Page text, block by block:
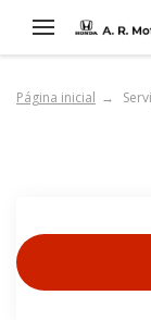
Página inicial